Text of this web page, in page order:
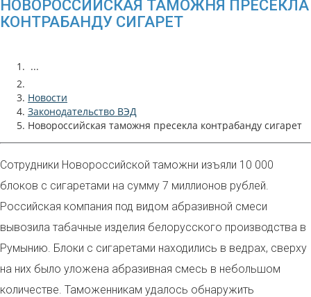
НОВОРОССИЙСКАЯ ТАМОЖНЯ ПРЕСЕКЛА
КОНТРАБАНДУ СИГАРЕТ
...
Новости
Законодательство ВЭД
Новороссийская таможня пресекла контрабанду сигарет
Сотрудники Новороссийской таможни изъяли 10 000
блоков с сигаретами на сумму 7 миллионов рублей.
Российская компания под видом абразивной смеси
вывозила табачные изделия белорусского производства в
Румынию. Блоки с сигаретами находились в ведрах, сверху
на них было уложена абразивная смесь в небольшом
количестве. Таможенникам удалось обнаружить